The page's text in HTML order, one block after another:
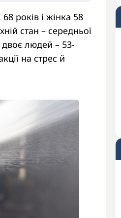
років і жінка 58
стан – середньої
двоє людей – 53-
на стрес й